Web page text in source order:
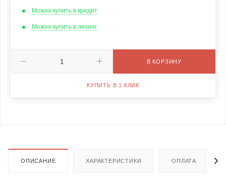
Можно купить в кредит
Можно купить в лизинг
В КОРЗИНУ
КУПИТЬ В 1 КЛИК
ОПИСАНИЕ ХАРАКТЕРИСТИКИ ОПЛАТА